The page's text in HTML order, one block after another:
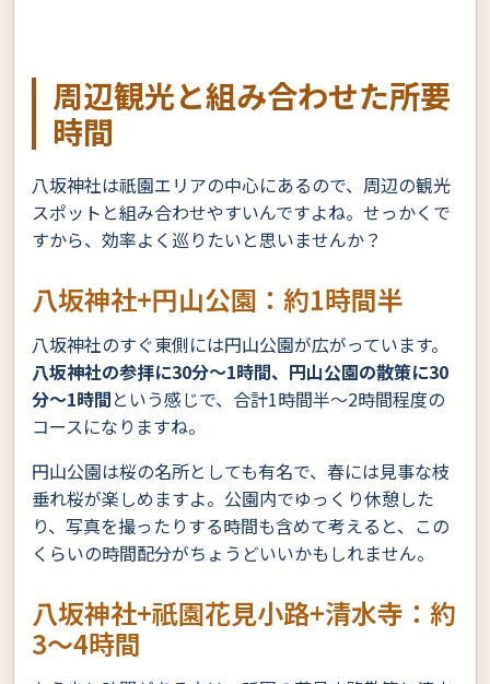
周辺観光と組み合わせた所要
時間
八坂神社は祇園エリアの中心にあるので、周辺の観光
スポットと組み合わせやすいんですよね。せっかくで
すから、効率よく巡りたいと思いませんか？
八坂神社+円山公園：約1時間半
八坂神社のすぐ東側には円山公園が広がっています。
八坂神社の参拝に30分〜1時間、円山公園の散策に30
分〜1時間という感じで、合計1時間半〜2時間程度の
コースになりますね。
円山公園は桜の名所としても有名で、春には見事な枝
垂れ桜が楽しめますよ。公園内でゆっくり休憩した
り、写真を撮ったりする時間も含めて考えると、この
くらいの時間配分がちょうどいいかもしれません。
八坂神社+祇園花見小路+清水寺：約
3〜4時間